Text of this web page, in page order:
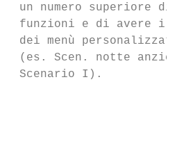
un numero superiore di
funzioni e di avere i
dei menù personalizzati
(es. Scen. notte anzichè
Scenario I).